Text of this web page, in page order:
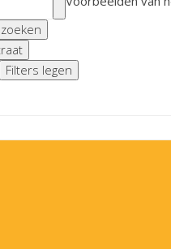
Filters legen